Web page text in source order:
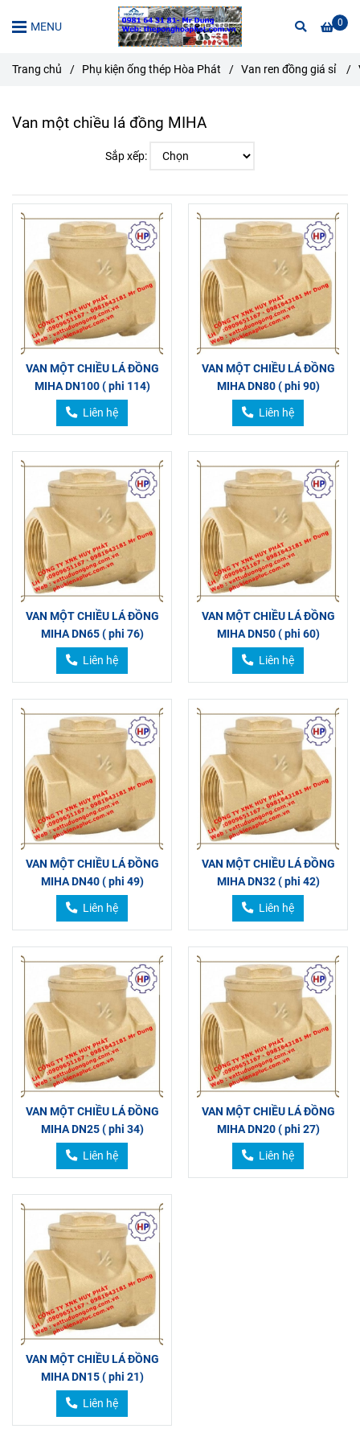
0
MENU
Trang chủ / Phụ kiện ống thép Hòa Phát / Van ren đồng giá sỉ /
Van một chiều lá đồng MIHA
Sắp xếp:
VAN MỘT CHIỀU LÁ ĐỒNG
MIHA DN100 ( phi 114)
Liên hệ
VAN MỘT CHIỀU LÁ ĐỒNG
MIHA DN80 ( phi 90)
Liên hệ
VAN MỘT CHIỀU LÁ ĐỒNG
MIHA DN65 ( phi 76)
Liên hệ
VAN MỘT CHIỀU LÁ ĐỒNG
MIHA DN50 ( phi 60)
Liên hệ
VAN MỘT CHIỀU LÁ ĐỒNG
MIHA DN40 ( phi 49)
Liên hệ
VAN MỘT CHIỀU LÁ ĐỒNG
MIHA DN32 ( phi 42)
Liên hệ
VAN MỘT CHIỀU LÁ ĐỒNG
MIHA DN25 ( phi 34)
Liên hệ
VAN MỘT CHIỀU LÁ ĐỒNG
MIHA DN20 ( phi 27)
Liên hệ
VAN MỘT CHIỀU LÁ ĐỒNG
MIHA DN15 ( phi 21)
Liên hệ